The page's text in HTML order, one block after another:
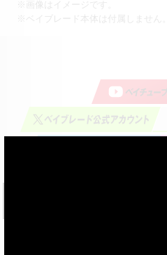
※ベイブレード本体は付属しません。